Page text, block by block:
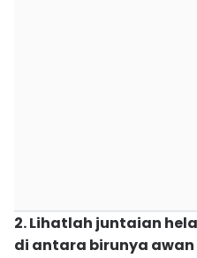
2. Lihatlah juntaian
di antara birunya awan